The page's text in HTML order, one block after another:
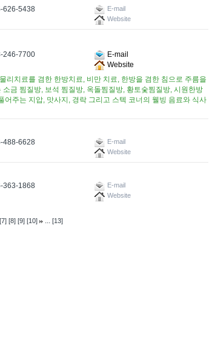
626-5438
E-mail
Website
246-7700
E-mail
Website
리치료를 겸한 한방치료, 비만 치료, 한방을 겸한 침으로 주름을
금 찜질방, 보석 찜질방, 옥돌찜질방, 황토숯찜질방, 시원한방
주는 지압, 맛사지, 경락 그리고 스텍 코너의 웰빙 음료와 식사
488-6628
E-mail
Website
363-1868
E-mail
Website
[7] [8] [9] [10] ... [13]